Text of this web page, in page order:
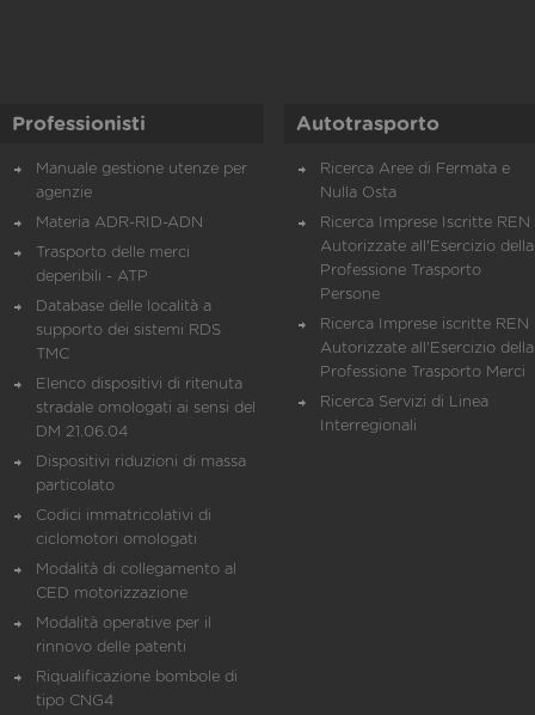
Professionisti
Manuale gestione utenze per
agenzie
Materia ADR-RID-ADN
Trasporto delle merci
deperibili - ATP
Database delle località a
supporto dei sistemi RDS
TMC
Elenco dispositivi di ritenuta
stradale omologati ai sensi del
DM 21.06.04
Dispositivi riduzioni di massa
particolato
Codici immatricolativi di
ciclomotori omologati
Modalità di collegamento al
CED motorizzazione
Modalità operative per il
rinnovo delle patenti
Riqualificazione bombole di
tipo CNG4
Autotrasporto
Ricerca Aree di Fermata e
Nulla Osta
Ricerca Imprese Iscritte REN
Autorizzate all'Esercizio della
Professione Trasporto
Persone
Ricerca Imprese iscritte REN
Autorizzate all'Esercizio della
Professione Trasporto Merci
Ricerca Servizi di Linea
Interregionali